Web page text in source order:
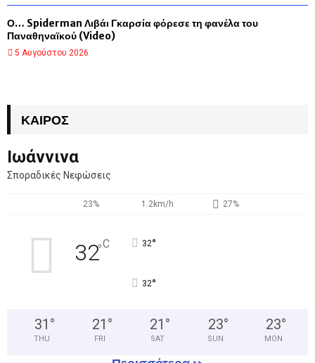
Ο… Spiderman Λιβάι Γκαρσία φόρεσε τη φανέλα του
Παναθηναϊκού (Video)
5 Αυγούστου 2026
ΚΑΙΡΌΣ
Ιωάννινα
Σποραδικές Νεφώσεις
23% 1.2km/h 27%
32°C 32°
32°
31 °
THU
21 °
FRI
21 °
SAT
23°
SUN
23°
MON